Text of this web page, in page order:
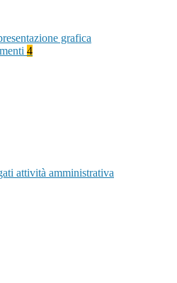
grafica
4
attività amministrativa